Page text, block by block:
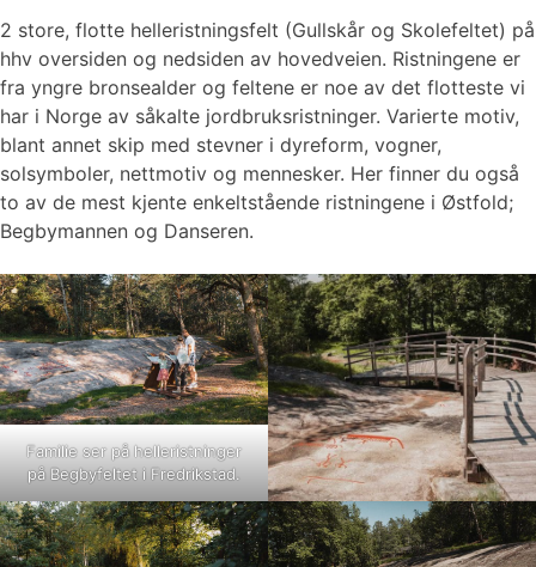
2 store, flotte helleristningsfelt (Gullskår og Skolefeltet) på
hhv oversiden og nedsiden av hovedveien. Ristningene er
fra yngre bronsealder og feltene er noe av det flotteste vi
har i Norge av såkalte jordbruksristninger. Varierte motiv,
blant annet skip med stevner i dyreform, vogner,
solsymboler, nettmotiv og mennesker. Her finner du også
to av de mest kjente enkeltstående ristningene i Østfold;
Begbymannen og Danseren.
Familie ser på helleristninger
på Begbyfeltet i Fredrikstad.